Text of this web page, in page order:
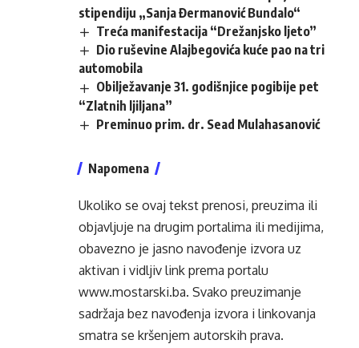
stipendiju „Sanja Đermanović Bundalo“
Treća manifestacija “Drežanjsko ljeto”
Dio ruševine Alajbegovića kuće pao na tri
automobila
Obilježavanje 31. godišnjice pogibije pet
“Zlatnih ljiljana”
Preminuo prim. dr. Sead Mulahasanović
Napomena
Ukoliko se ovaj tekst prenosi, preuzima ili
objavljuje na drugim portalima ili medijima,
obavezno je jasno navođenje izvora uz
aktivan i vidljiv link prema portalu
www.mostarski.ba. Svako preuzimanje
sadržaja bez navođenja izvora i linkovanja
smatra se kršenjem autorskih prava.